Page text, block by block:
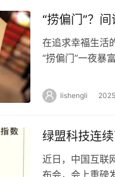
“捞偏门”？
在追求幸福生活
“捞偏门”一夜暴
lishengli
绿盟科技连
近日，中国互联
布会，会上重磅